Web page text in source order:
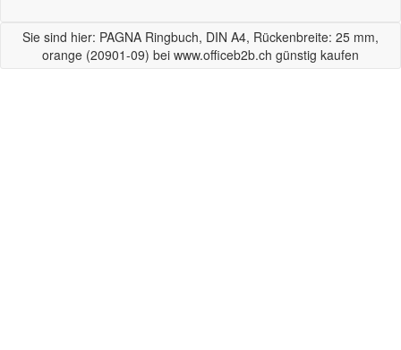
Sie sind hier: PAGNA Ringbuch, DIN A4, Rückenbreite: 25 mm,
orange (20901-09) bei www.officeb2b.ch günstig kaufen